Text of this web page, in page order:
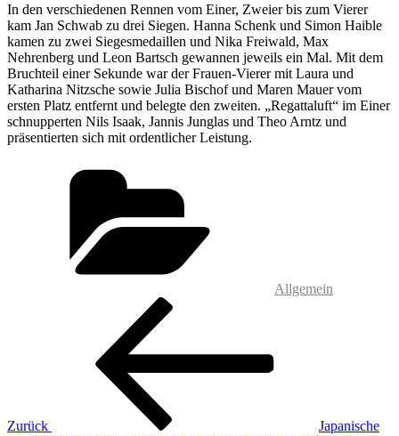
In den verschiedenen Rennen vom Einer, Zweier bis zum Vierer
kam Jan Schwab zu drei Siegen. Hanna Schenk und Simon Haible
kamen zu zwei Siegesmedaillen und Nika Freiwald, Max
Nehrenberg und Leon Bartsch gewannen jeweils ein Mal. Mit dem
Bruchteil einer Sekunde war der Frauen-Vierer mit Laura und
Katharina Nitzsche sowie Julia Bischof und Maren Mauer vom
ersten Platz entfernt und belegte den zweiten. „Regattaluft“ im Einer
schnupperten Nils Isaak, Jannis Junglas und Theo Arntz und
präsentierten sich mit ordentlicher Leistung.
Allgemein
Beitragsnavigation
Zurück
Japanische